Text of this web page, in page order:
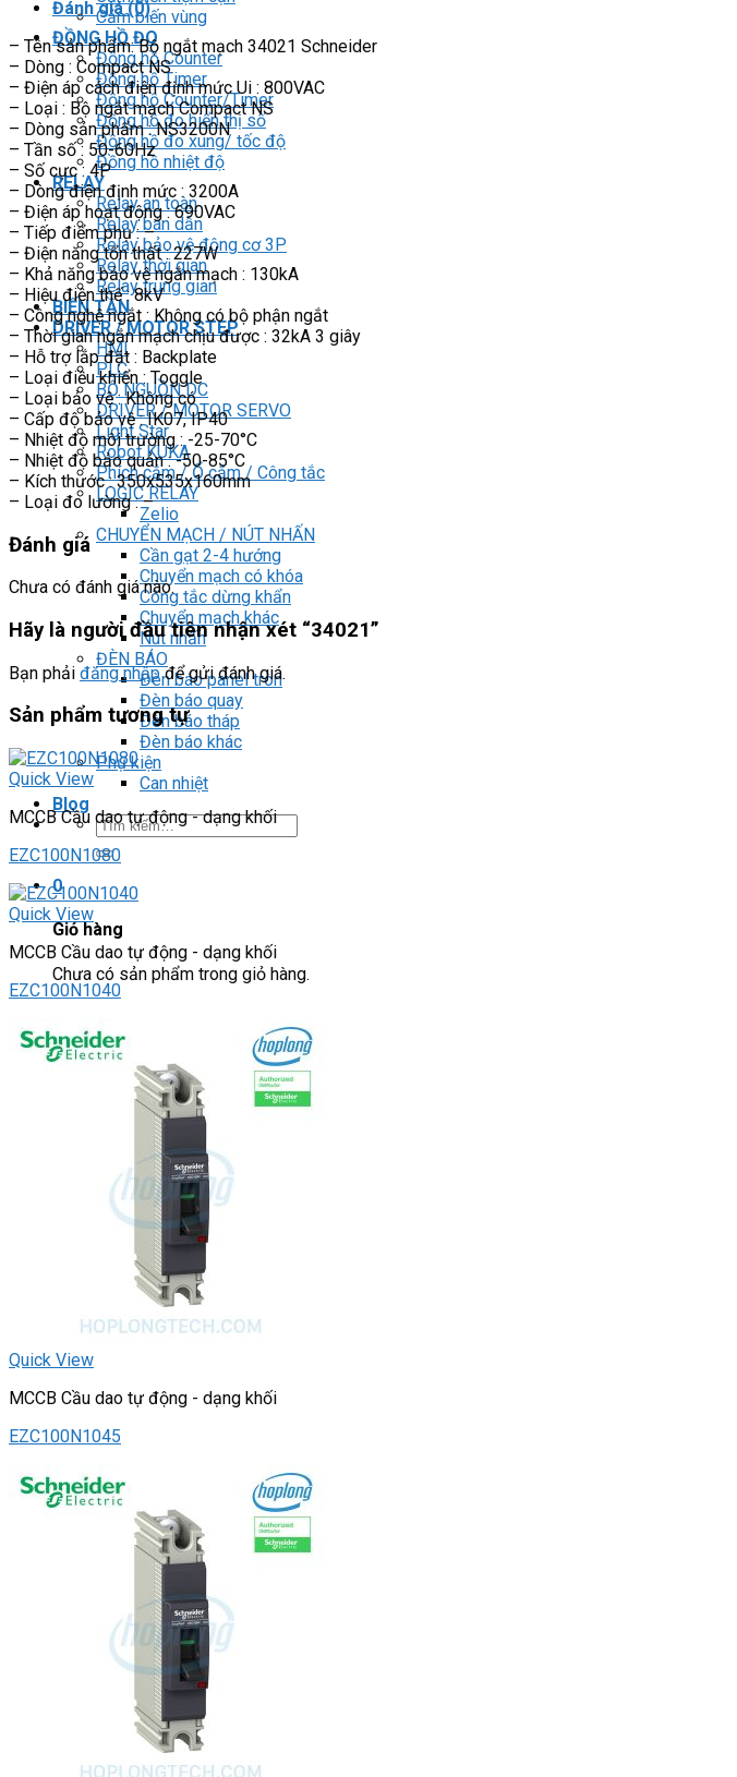
Cảm biến vùng
ĐỒNG HỒ ĐO
Đồng hồ Counter
Đồng hồ Timer
Đồng hồ Counter/Timer
Đồng hồ đo hiển thị số
Đồng hồ đo xung/ tốc độ
Đồng hồ nhiệt độ
RELAY
Relay an toàn
Relay bán dẫn
Relay bảo vệ động cơ 3P
Relay thời gian
Relay trung gian
BIẾN TẦN
DRIVER / MOTOR STEP
HMI
PLC
BỘ NGUỒN DC
DRIVER / MOTOR SERVO
Light Star
Robot KUKA
Phích cắm / Ổ cắm / Công tắc
LOGIC RELAY
Zelio
CHUYỂN MẠCH / NÚT NHẤN
Cần gạt 2-4 hướng
Chuyển mạch có khóa
Công tắc dừng khẩn
Chuyển mạch khác
Nút nhấn
ĐÈN BÁO
Đèn báo panel tròn
Đèn báo quay
Đèn báo tháp
Đèn báo khác
Phụ kiện
Can nhiệt
Blog
Tìm
kiếm:
0
Giỏ hàng
Chưa có sản phẩm trong giỏ hàng.
Đánh giá (0)
– Tên sản phẩm: Bộ ngắt mạch 34021 Schneider
– Dòng : Compact NS
– Điện áp cách điện định mức Ui : 800VAC
– Loại : Bộ ngắt mạch Compact NS
– Dòng sản phẩm : NS3200N
– Tần số : 50-60Hz
– Số cực : 4P
– Dòng điện định mức : 3200A
– Điện áp hoạt động : 690VAC
– Tiếp điểm phụ : –
– Điện năng tổn thất : 227W
– Khả năng bảo vệ ngắn mạch : 130kA
– Hiệu điện thế : 8kV
– Công nghệ ngắt : Không có bộ phận ngắt
– Thời gian ngắn mạch chịu được : 32kA 3 giây
– Hỗ trợ lắp đặt : Backplate
– Loại điều khiển : Toggle
– Loại bảo vệ : Không có
– Cấp độ bảo vệ : IK07, IP40
– Nhiệt độ môi trường : -25-70°C
– Nhiệt độ bảo quản : -50-85°C
– Kích thước : 350x535x160mm
– Loại đo lường : –
Đánh giá
Chưa có đánh giá nào.
Hãy là người đầu tiên nhận xét “34021”
Bạn phải đăng nhậpđể gửi đánh giá.
Sản phẩm tương tự
Quick View
MCCB Cầu dao tự động - dạng khối
EZC100N1080
Quick View
MCCB Cầu dao tự động - dạng khối
EZC100N1040
Quick View
MCCB Cầu dao tự động - dạng khối
EZC100N1045